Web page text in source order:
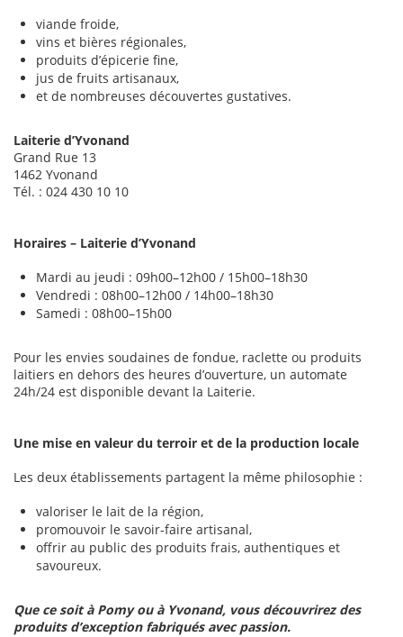
viande froide,
vins et bières régionales,
produits d’épicerie fine,
jus de fruits artisanaux,
et de nombreuses découvertes gustatives.
Laiterie d’Yvonand
Grand Rue 13
1462 Yvonand
Tél. : 024 430 10 10
Horaires – Laiterie d’Yvonand
Mardi au jeudi : 09h00–12h00 / 15h00–18h30
Vendredi : 08h00–12h00 / 14h00–18h30
Samedi : 08h00–15h00
Pour les envies soudaines de fondue, raclette ou produits
laitiers en dehors des heures d’ouverture, un automate
24h/24 est disponible devant la Laiterie.
Une mise en valeur du terroir et de la production locale
Les deux établissements partagent la même philosophie :
valoriser le lait de la région,
promouvoir le savoir-faire artisanal,
offrir au public des produits frais, authentiques et
savoureux.
Que ce soit à Pomy ou à Yvonand, vous découvrirez des
produits d’exception fabriqués avec passion.